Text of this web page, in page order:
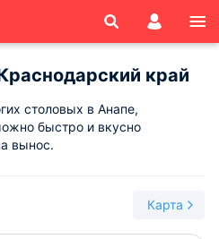
край
столовых в Анапе,
быстро и вкусно
вынос.
Карта